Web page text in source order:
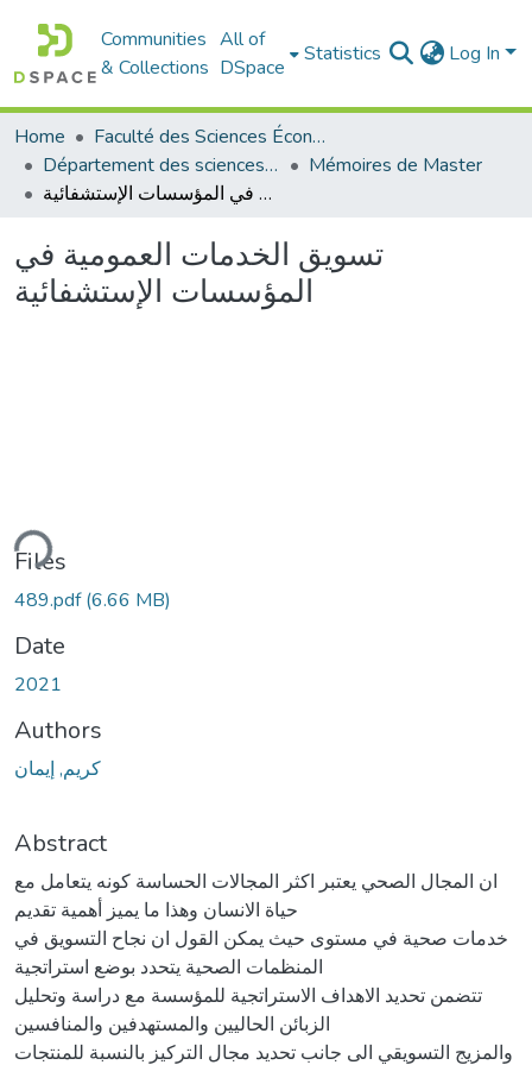
Communities
& Collections
All of
DSpace
Statistics Log In
Home
Faculté des Sciences Économiques Commerciales et des Sciences de Gestion
Département des sciences commerciales
Mémoires de Master
تسويق الخدمات العمومية في المؤسسات الإستشفائية
تسويق الخدمات العمومية في
المؤسسات الإستشفائية
Files
489.pdf(6.66 MB)
Date
2021
Authors
كريم, إيمان
Abstract
ان المجال الصحي يعتبر اكثر المجالات الحساسة كونه يتعامل مع
حياة الانسان وهذا ما يميز أهمية تقديم
خدمات صحية في مستوى حيث يمكن القول ان نجاح التسويق في
المنظمات الصحية يتحدد بوضع استراتجية
تتضمن تحديد الاهداف الاستراتجية للمؤسسة مع دراسة وتحليل
الزبائن الحاليين والمستهدفين والمنافسين
والمزيج التسويقي الى جانب تحديد مجال التركيز بالنسبة للمنتجات